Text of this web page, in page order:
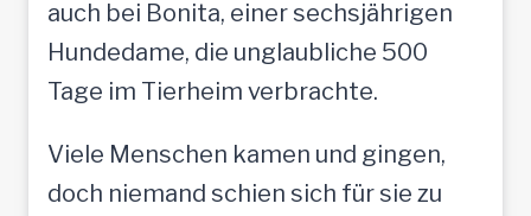
auch bei Bonita, einer sechsjährigen
Hundedame, die unglaubliche 500
Tage im Tierheim verbrachte.
Viele Menschen kamen und gingen,
doch niemand schien sich für sie zu